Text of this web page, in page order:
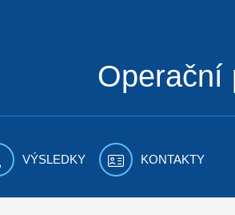
Operační
VÝSLEDKY KONTAKTY